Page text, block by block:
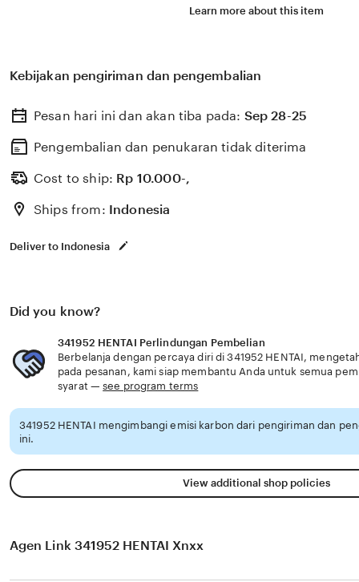
2026. Melalui sistem 👑 yang kami kembangkan,
341952 HENTAI percaya bahwa kemandirian intelektual
berkembang pesat di pasar global. Dengan dukungan
update, kami terus memantau perkembangan
sosok viral favorit Anda secara eksklusif.
Learn more about this item
Kebijakan pengiriman dan pengembalian
Pesan hari ini dan akan tiba pada: Sep 28-25
Pengembalian dan penukaran tidak diterima
Cost to ship: Rp 10.000-,
Ships from: Indonesia
Deliver to Indonesia
Did you know?
341952 HENTAI Perlindungan Pembelian
Berbelanja dengan percaya diri di 341952 HENTAI,
pada pesanan, kami siap membantu Anda untuk semua
syarat —see program terms
341952 HENTAI mengimbangi emisi karbon dari pengiriman dan
ini.
View additional shop policies
Agen Link 341952 HENTAI Xnxx